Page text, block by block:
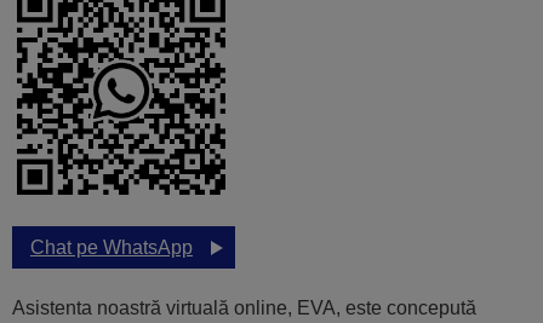
Chat pe WhatsApp
Asistenta noastră virtuală online, EVA, este concepută